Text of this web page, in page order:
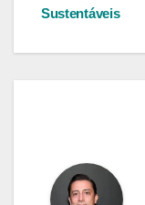
Post
Sustentáveis